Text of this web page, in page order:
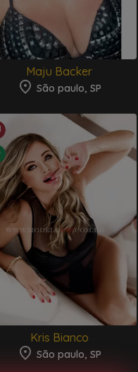
Maju Backer
São paulo, SP
Kris Bianco
São paulo, SP